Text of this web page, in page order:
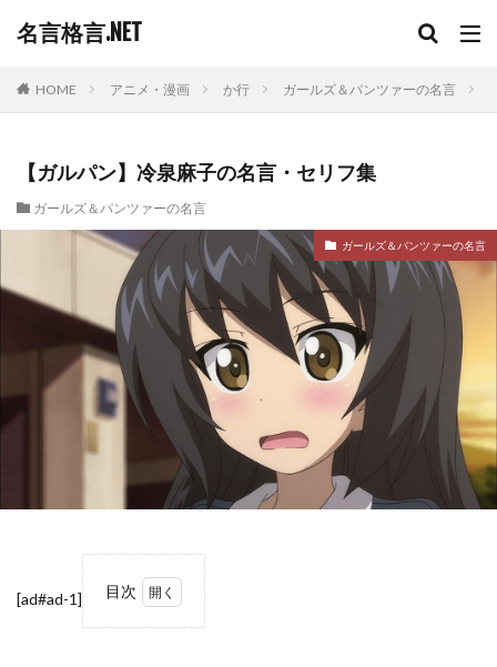
名言格言.NET
HOME アニメ・漫画 か行 ガールズ＆パンツァーの名言
【ガルパン】冷泉麻子の名言・セリフ集
ガールズ＆パンツァーの名言
ガールズ＆パンツァーの名言
[ad#ad-1] 目次